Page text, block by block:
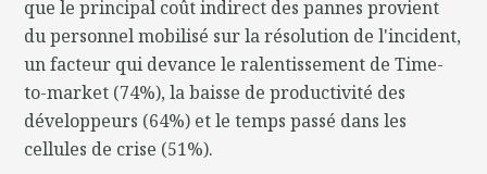
que le principal coût indirect des pannes provient
du personnel mobilisé sur la résolution de l'incident,
un facteur qui devance le ralentissement de Time-
to-market (74%), la baisse de productivité des
développeurs (64%) et le temps passé dans les
cellules de crise (51%).